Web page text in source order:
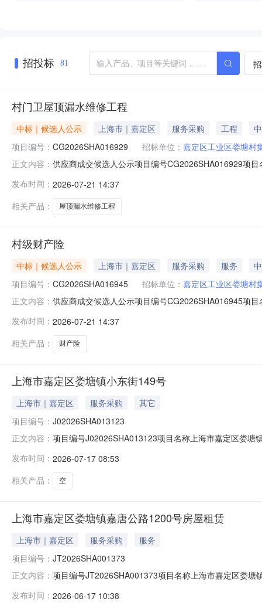
招投标 81
村门卫屋顶漏水维修工程
中标｜候选人公示 上海市｜嘉定区 服务采购 工程
项目编号： CG2026SHA016929 招标单位： 嘉定区工业区娄塘村
正文内容： 供应商成交候选人公示项目编号CG2026SHA016929项
况须实事求是，提供具体线索或事实依据。以单位名义
发布时间： 2026-07-21 14:37
相关产品：
屋顶漏水维修工程
村级财产险
中标｜候选人公示 上海市｜嘉定区 服务采购 服务
项目编号： CG2026SHA016945 招标单位： 嘉定区工业区娄塘村
正文内容： 供应商成交候选人公示项目编号CG2026SHA016945项
映情况须实事求是，提供具体线索或事实依据。以单位
发布时间： 2026-07-21 14:37
相关产品：
财产险
上海市嘉定区娄塘镇小东街149号
上海市｜嘉定区 服务采购
其它
项目编号： J02026SHA013123
正文内容： 项目编号J02026SHA013123项目名称上海市嘉定区娄
系地址（上海市云岭东路689号1号楼）。反映情况须实
发布时间： 2026-07-17 08:53
相关产品：
空
上海市嘉定区娄塘镇嘉唐公路1200号房屋租赁
上海市｜嘉定区 服务采购
服务
项目编号： JT2026SHA001373
正文内容： 项目编号JT2026SHA001373项目名称上海市嘉定区娄
师021-62657272-124）；联系地址（上海市云岭东路
发布时间： 2026-06-17 10:38